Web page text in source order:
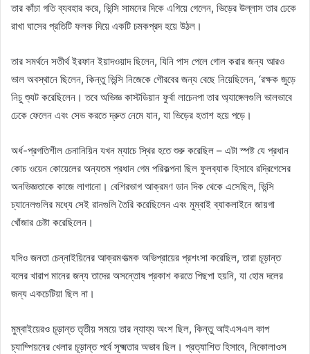
তার কাঁচা গতি ব্যবহার করে, ভিন্সি সামনের দিকে এগিয়ে গেলেন, ভিড়ের উল্লাস তার ঢেকে
রাখা ঘাসের প্রতিটি ফলক দিয়ে একটি চমকপ্রদ হয়ে উঠল।
তার সমর্থনে সতীর্থ ইরফান ইয়াদওয়াদ ছিলেন, যিনি পাস পেলে গোল করার জন্য আরও
ভাল অবস্থানে ছিলেন, কিন্তু ভিন্সি নিজেকে গৌরবের জন্য বেছে নিয়েছিলেন, ‘রক্ষক জুড়ে
নিচু শ্যুট করেছিলেন। তবে অভিজ্ঞ কাস্টডিয়ান ফুর্বা লাচেনপা তার অ্যাঙ্গেলগুলি ভালভাবে
ঢেকে ফেলেন এবং সেভ করতে দ্রুত নেমে যান, যা ভিড়ের হতাশ হয়ে পড়ে।
অর্ধ-প্রগতিশীল চেনানিয়িন যখন ম্যাচে স্থির হতে শুরু করেছিল – এটা স্পষ্ট যে প্রধান
কোচ ওয়েন কোয়েলের অন্যতম প্রধান গেম পরিকল্পনা ছিল ফুলব্যাক হিসাবে রদ্রিগেসের
অনভিজ্ঞতাকে কাজে লাগানো। বেশিরভাগ আক্রমণ ডান দিক থেকে এসেছিল, ভিন্সি
চ্যানেলগুলির মধ্যে সেই রানগুলি তৈরি করেছিলেন এবং মুম্বাই ব্যাকলাইনে জায়গা
খোঁজার চেষ্টা করেছিলেন।
যদিও জনতা চেন্নাইয়িনের আক্রমণাত্মক অভিপ্রায়ের প্রশংসা করেছিল, তারা চূড়ান্ত
বলের খারাপ মানের জন্য তাদের অসন্তোষ প্রকাশ করতে পিছপা হয়নি, যা হোম দলের
জন্য একচেটিয়া ছিল না।
মুম্বাইয়েরও চূড়ান্ত তৃতীয় সময়ে তার ন্যায্য অংশ ছিল, কিন্তু আইএসএল কাপ
চ্যাম্পিয়নের খেলার চূড়ান্ত পর্বে সূক্ষ্মতার অভাব ছিল। প্রত্যাশিত হিসাবে, নিকোলাওস